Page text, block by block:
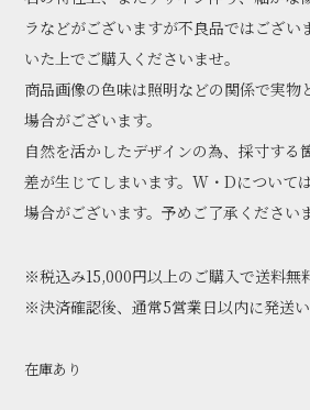
ラなどがございますが不良品ではござい
いた上でご購入くださいませ。
商品画像の色味は照明などの関係で実物
場合がございます。
自然を活かしたデザインの為、採寸する
差が生じてしまいます。W・Dについて
場合がございます。予めご了承ください
※税込み15,000円以上のご購入で送料無
※決済確認後、通常5営業日以内に発送い
在庫あり